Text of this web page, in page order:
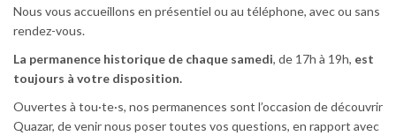
Nous vous accueillons en présentiel ou au téléphone, avec ou sans
rendez-vous.
La permanence historique de chaque samedi, de 17h à 19h, est
toujours à votre disposition.
Ouvertes à tou·te·s, nos permanences sont l’occasion de découvrir
Quazar, de venir nous poser toutes vos questions, en rapport avec